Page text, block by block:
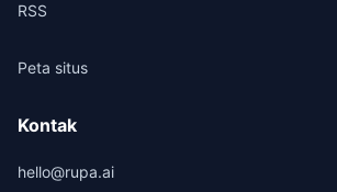
RSS
Peta situs
Kontak
hello@rupa.ai